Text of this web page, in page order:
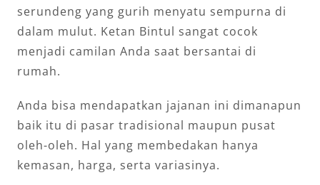
serundeng yang gurih menyatu sempurna di
dalam mulut. Ketan Bintul sangat cocok
menjadi camilan Anda saat bersantai di
rumah.
Anda bisa mendapatkan jajanan ini dimanapun
baik itu di pasar tradisional maupun pusat
oleh-oleh. Hal yang membedakan hanya
kemasan, harga, serta variasinya.